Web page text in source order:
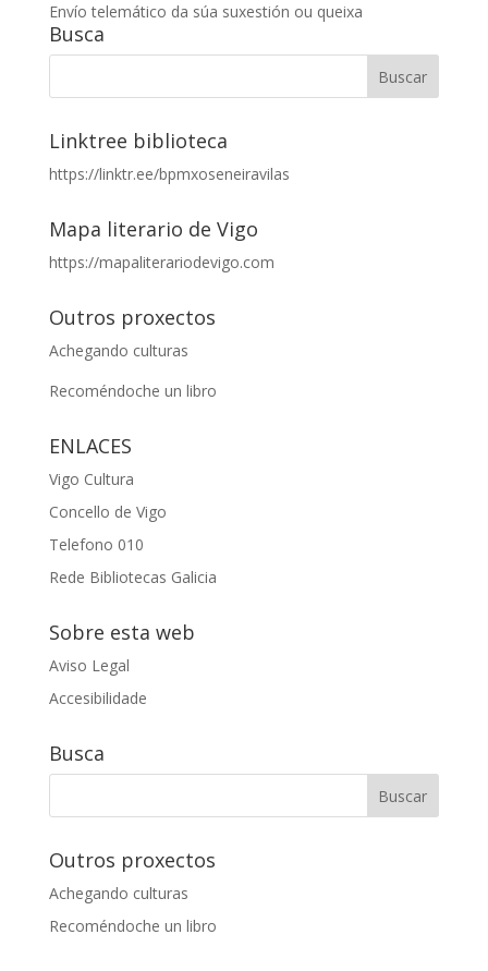
Envío telemático da súa suxestión ou queixa
Busca
Linktree biblioteca
https://linktr.ee/bpmxoseneiravilas
Mapa literario de Vigo
https://mapaliterariodevigo.com
Outros proxectos
Achegando culturas
Recoméndoche un libro
ENLACES
Vigo Cultura
Concello de Vigo
Telefono 010
Rede Bibliotecas Galicia
Sobre esta web
Aviso Legal
Accesibilidade
Busca
Outros proxectos
Achegando culturas
Recoméndoche un libro